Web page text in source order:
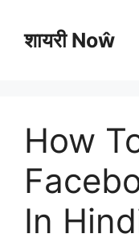
contentशायरी Noŵ
How
In